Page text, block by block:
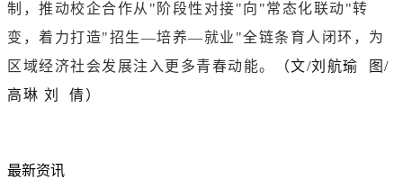
制，推动校企合作从"阶段性对接"向"常态化联动"转
变，着力打造"招生—培养—就业"全链条育人闭环，为
区域经济社会发展注入更多青春动能。
（文/刘航瑜 图/
高琳 刘 倩）
最新资讯